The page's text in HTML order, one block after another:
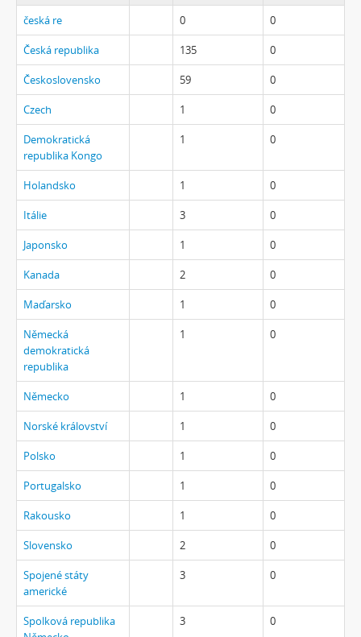
česká re 0 0
Česká republika 135 0
Československo 59 0
Czech 1 0
Demokratická
republika Kongo
1 0
Holandsko 1 0
Itálie 3 0
Japonsko 1 0
Kanada 2 0
Maďarsko 1 0
Německá
demokratická
republika
1 0
Německo 1 0
Norské království 1 0
Polsko 1 0
Portugalsko 1 0
Rakousko 1 0
Slovensko 2 0
Spojené státy
americké
3 0
Spolková republika
3 0